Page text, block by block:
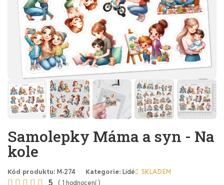
Samolepky Máma a syn - Na
kole
Kód produktu M-274 Kategorie Lidé SKLADEM
     5 ( 1 hodnocení )